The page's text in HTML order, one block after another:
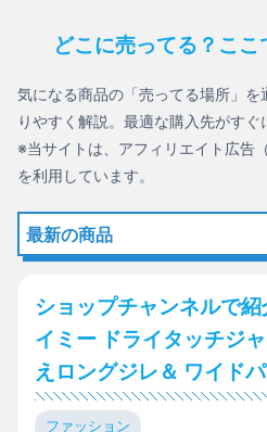
どこに売ってる？ここ
気になる商品の「売ってる場所」
りやすく解説。最適な購入先がすぐ
※当サイトは、アフィリエイト広告
を利用しています。
最新の商品
ショップチャンネルで
イミー ドライタッチジ
えロングジレ＆ ワイド
ファッション